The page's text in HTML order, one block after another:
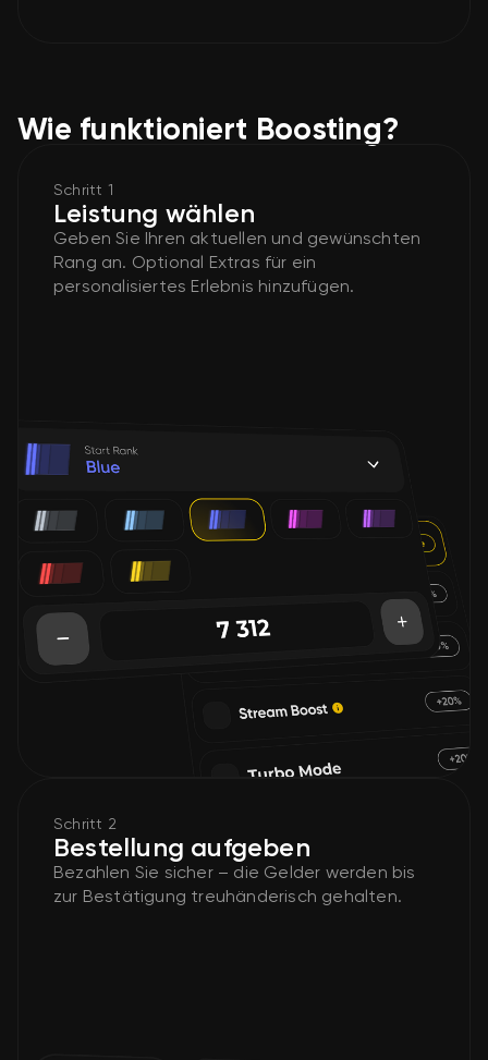
Wie funktioniert Boosting?
Schritt 1
Leistung wählen
Geben Sie Ihren aktuellen und gewünschten
Rang an. Optional Extras für ein
personalisiertes Erlebnis hinzufügen.
Schritt 2
Bestellung aufgeben
Bezahlen Sie sicher – die Gelder werden bis
zur Bestätigung treuhänderisch gehalten.